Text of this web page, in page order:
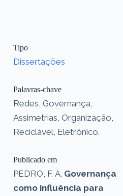
Tipo
Dissertações
Palavras-chave
Redes, Governança,
Assimetrias, Organização,
Reciclável, Eletrônico.
Publicado em
PEDRO, F. A. Governança
como influência para